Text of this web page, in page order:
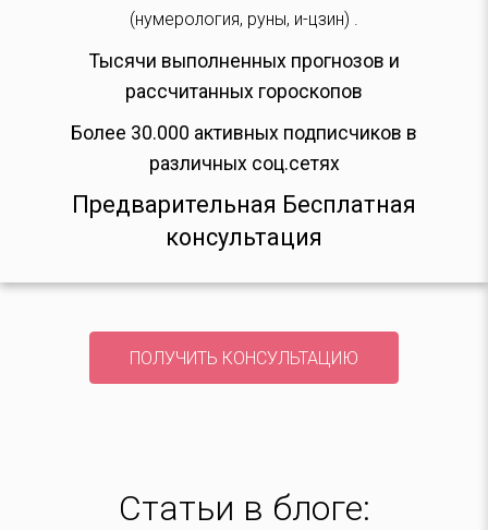
(нумерология, руны, и-цзин) .
Тысячи выполненных прогнозов и
рассчитанных гороскопов
Более 30.000 активных подписчиков в
различных соц.сетях
Предварительная Бесплатная
консультация
ПОЛУЧИТЬ КОНСУЛЬТАЦИЮ
Статьи в блоге: